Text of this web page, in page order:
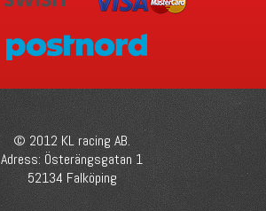
© 2012 KL racing AB.
Adress: Österängsgatan 1
52134 Falköping